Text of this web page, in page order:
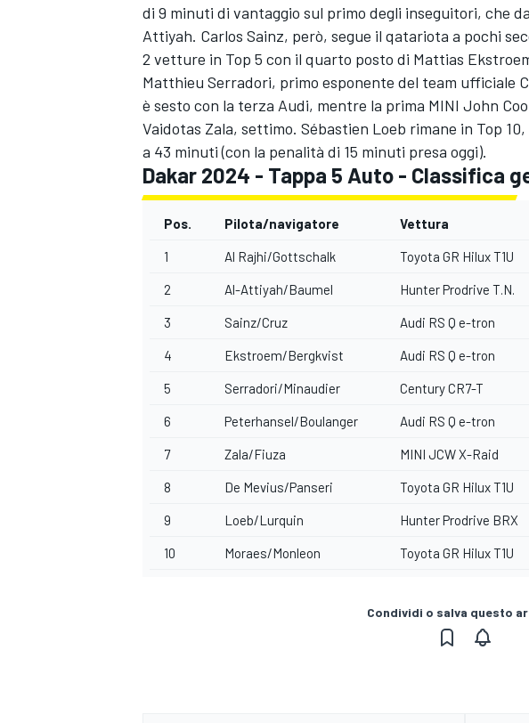
di 9 minuti di vantaggio sul primo degli inseguitori, che
Attiyah. Carlos Sainz, però, segue il qatariota a pochi
2 vetture in Top 5 con il quarto posto di Mattias
Matthieu Serradori, primo esponente del team ufficiale
è sesto con la terza Audi, mentre la prima MINI John
Vaidotas Zala, settimo. Sébastien Loeb rimane in Top
a 43 minuti (con la penalità di 15 minuti presa oggi).
Dakar 2024 - Tappa 5 Auto - Classifica
Pos. Pilota/navigatore Vettura
1 Al Rajhi/Gottschalk Toyota GR Hilux T1U
2 Al-Attiyah/Baumel Hunter Prodrive T.N.
3 Sainz/Cruz Audi RS Q e-tron
4 Ekstroem/Bergkvist Audi RS Q e-tron
5 Serradori/Minaudier Century CR7-T
6 Peterhansel/Boulanger Audi RS Q e-tron
7 Zala/Fiuza MINI JCW X-Raid
8 De Mevius/Panseri Toyota GR Hilux T1U
9 Loeb/Lurquin Hunter Prodrive BRX
10 Moraes/Monleon Toyota GR Hilux T1U
Condividi o salva questo